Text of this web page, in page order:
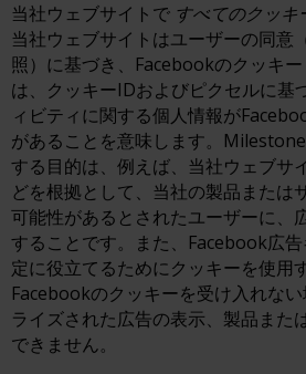
当社ウェブサイトで すべてのクッキ
当社ウェブサイトはユーザーの同意
照）に基づき、Facebookのクッキ
は、クッキーIDおよびピクセルに基
ィビティに関する個人情報が
があることを意味します。
する目的は、例えば、当社ウェブサ
どを根拠として、当社の製品または
可能性があるとされたユーザーに、
することです。また、Facebook広
定に役立てるためにクッキーを使用
Facebookのクッキーを受け入れな
ライズされた広告の表示、製品また
できません。